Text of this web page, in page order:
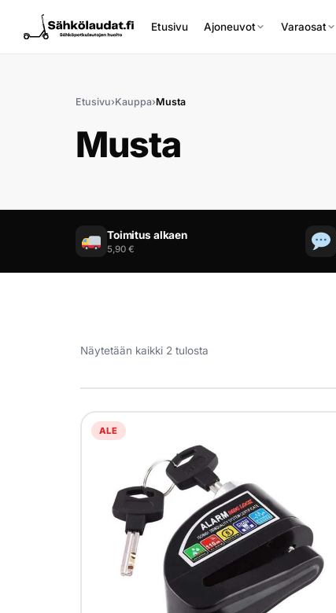
Etusivu Ajoneuvot Varaosat
Yhteystiedot
Varaa huolto
Etusivu›Kauppa›Musta
Musta
Toimitus alkaen
5,90 €
Näytetään kaikki 2 tulosta
ALE